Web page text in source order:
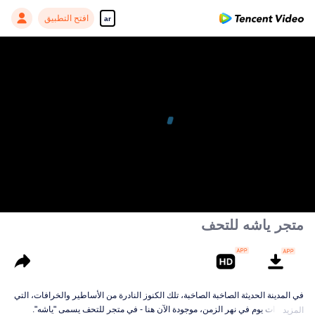
ar افتح التطبيق
متجر ياشه للتحف
في المدينة الحديثة الصاخبة الصاخبة، تلك الكنوز النادرة من الأساطير والخرافات، التي
ضاعت ذات يوم في نهر الزمن، موجودة الآن هنا - في متجر للتحف يسمى "ياشه".
المزيد